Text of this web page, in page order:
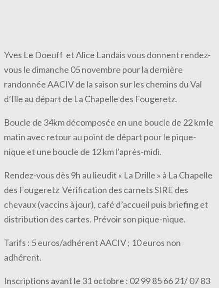
Yves Le Doeuff et Alice Landais vous donnent rendez-
vous le dimanche 05 novembre pour la dernière
randonnée AACIV de la saison sur les chemins du Val
d’Ille au départ de La Chapelle des Fougeretz.
Boucle de 34km décomposée en une boucle de 22 km le
matin avec retour au point de départ pour le pique-
nique et une boucle de 12 km l’après-midi.
Rendez-vous dès 9h au lieudit « La Drille » à La Chapelle
des Fougeretz Vérification des carnets SIRE des
chevaux (vaccins à jour), café d’accueil puis briefing et
distribution des cartes. Prévoir son pique-nique.
Tarifs : 5 euros/adhérent AACIV ; 10 euros non
adhérent.
Inscriptions avant le 31 octobre : 02 99 85 66 21/ 07 83